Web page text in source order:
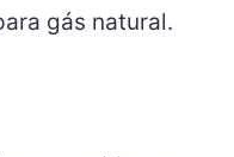
gás natural.